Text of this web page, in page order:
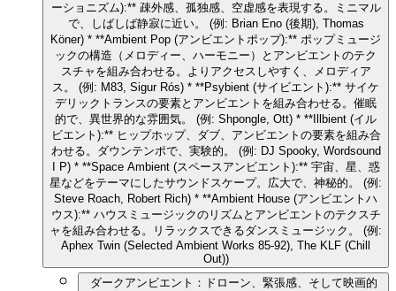
ーショニズム):** 疎外感、孤独感、空虚感を表現する。ミニマル
で、しばしば静寂に近い。 (例: Brian Eno (後期), Thomas
Köner) * **Ambient Pop (アンビエントポップ):** ポップミュージ
ックの構造（メロディー、ハーモニー）とアンビエントのテク
スチャを組み合わせる。よりアクセスしやすく、メロディア
ス。 (例: M83, Sigur Rós) * **Psybient (サイビエント):** サイケ
デリックトランスの要素とアンビエントを組み合わせる。催眠
的で、異世界的な雰囲気。 (例: Shpongle, Ott) * **Illbient (イル
ビエント):** ヒップホップ、ダブ、アンビエントの要素を組み合
わせる。ダウンテンポで、実験的。 (例: DJ Spooky, Wordsound
I P) * **Space Ambient (スペースアンビエント):** 宇宙、星、惑
星などをテーマにしたサウンドスケープ。広大で、神秘的。 (例:
Steve Roach, Robert Rich) * **Ambient House (アンビエントハ
ウス):** ハウスミュージックのリズムとアンビエントのテクスチ
ャを組み合わせる。リラックスできるダンスミュージック。 (例:
Aphex Twin (Selected Ambient Works 85-92), The KLF (Chill
Out))
ダークアンビエント：ドローン、緊張感、そして映画的